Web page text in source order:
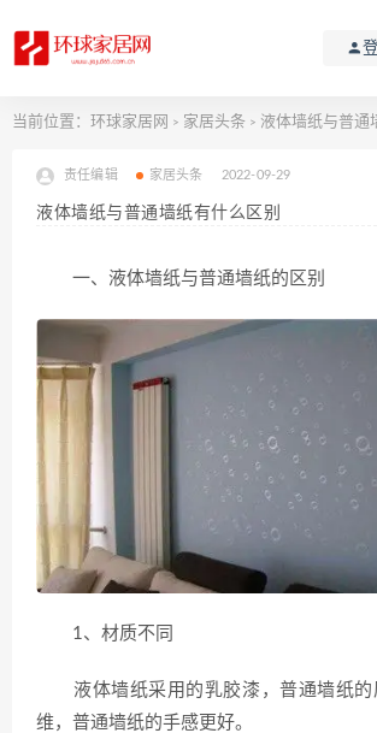
当前位置： 环球家居网 > 家居头条 > 液体墙纸与普通
责任编辑 家居头条 2022-09-29
液体墙纸与普通墙纸有什么区别
一、液体墙纸与普通墙纸的区别
1、材质不同
液体墙纸采用的乳胶漆，普通墙纸的
维，普通墙纸的手感更好。